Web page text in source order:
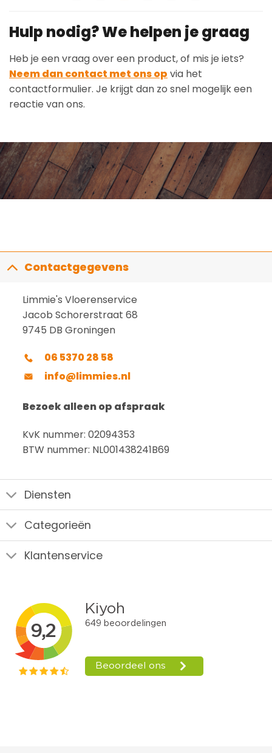
Hulp nodig? We helpen je graag
Heb je een vraag over een product, of mis je iets?
Neem dan contact met ons op via het
contactformulier. Je krijgt dan zo snel mogelijk een
reactie van ons.
Contactgegevens
Limmie's Vloerenservice
Jacob Schorerstraat 68
9745 DB Groningen
06 5370 28 58
info@limmies.nl
Bezoek alleen op afspraak
KvK nummer: 02094353
BTW nummer: NL001438241B69
Diensten
Categorieën
Klantenservice